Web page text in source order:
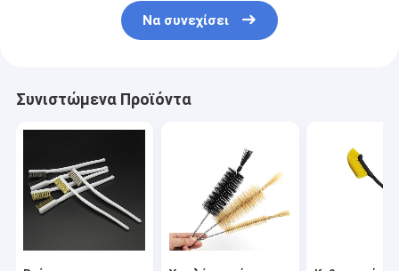
Να συνεχίσει
Συνιστώμενα Προϊόντα